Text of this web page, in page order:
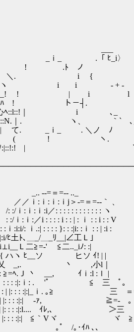
「 ﾋ_i〉
ｘ.. ! .ﾄ
. i { l .| （
ヽ i
＿＿
ﾊﾉﾊﾉィi::i::ﾊ
｀ ｒ心ﾍ
ﾉ::N.｜. ヽ、 ｀` ､,__
ｰ'::Y:::| て. _ｉ_ . ＼
.ｲ:|:| ( ! ヽ. ヽ::
｀ ７{ ﾉ:|::!:! | `ｰ
=‐- .._
:ｉj＞‐=＝=‐-｀ 、
: : : : : : : : : : : : ヽ
: : i : : | : ｉ : : i : : V
: : : : }: : :|i: :ｉ : : | :i :
＿_ﾘ__|∠工Ｌ｣
≦二.._iﾉ: :|
ソ ヒソ ｲ! | |
丶 ,小l｜
ﾍ.Ｊ 丶 __, ｲｉ:l
:|:ｉ: . ゝ'ﾟ ≦ 三 ﾟ｡
ｉ. ｡≧ 三 ＝
:|:| -ｧ, ≧=-
ｲﾚ,､ ＞三
: : :|:| ≦｀Vヾ ヾ
ﾊ ､､ ｀ミ ｡